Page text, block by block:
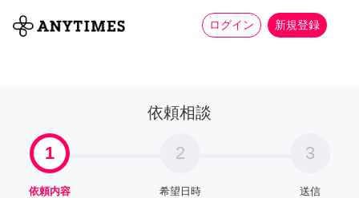
ログイン 新規登録
全て 家事 more_horiz
依頼相談
1
依頼内容
2
希望日時
3
送信